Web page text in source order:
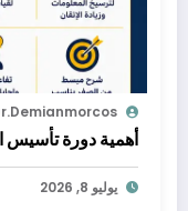
أهمية دورة تأسيس
يوليو 8, 2026